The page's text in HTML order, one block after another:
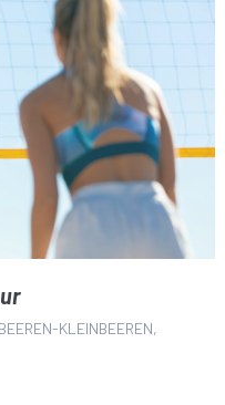
KLEINBEEREN, DE